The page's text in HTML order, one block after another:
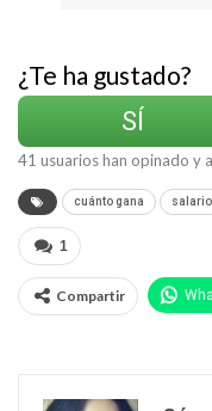
¿Te ha gustado?
SÍ
41 usuarios han opinado y
cuánto gana salario
1
Compartir